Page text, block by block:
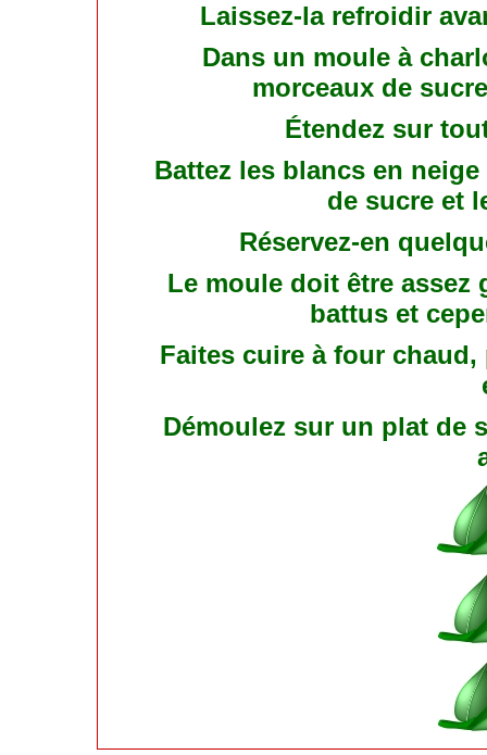
Laissez-la refroidir
Dans un moule à
morceaux de
Étendez sur
Battez les blancs en
de sucre et
Réservez-en
Le moule doit être assez
battus et
Faites cuire à four
Démoulez sur un plat de